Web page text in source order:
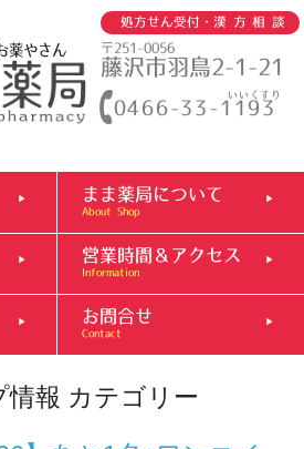
薬やさん
いいくすり
0466-33-1193
処方せん受付・ 漢方相談
〒251-0056
藤沢市羽鳥2-1-21
まま薬局について
About Shop
営業時間＆アクセス
Information
お問合せ
Contact
情報 カテゴリー